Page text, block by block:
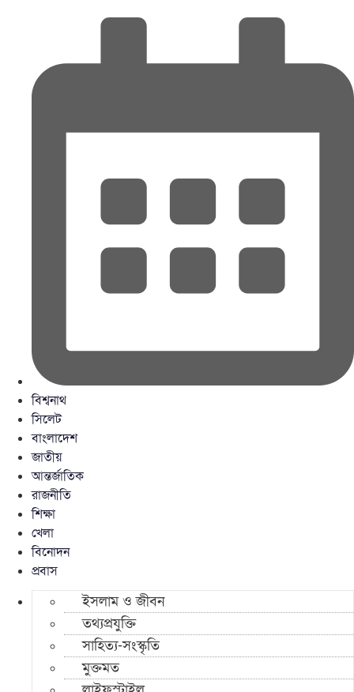
বিশ্বনাথ
সিলেট
বাংলাদেশ
জাতীয়
আন্তর্জাতিক
রাজনীতি
শিক্ষা
খেলা
বিনোদন
প্রবাস
ইসলাম ও জীবন
তথ্যপ্রযুক্তি
সাহিত্য-সংস্কৃতি
মুক্তমত